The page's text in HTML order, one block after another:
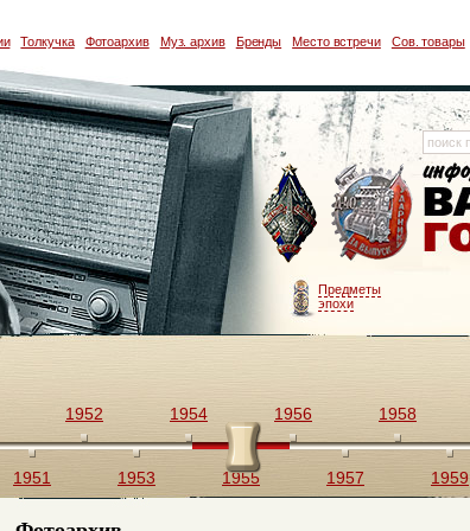
Толкучка Фотоархив Муз. архив Бренды Место встречи Сов. товары
Предметы
эпохи
1951
1952
1953
1954
1955
1956
1957
1958
1959